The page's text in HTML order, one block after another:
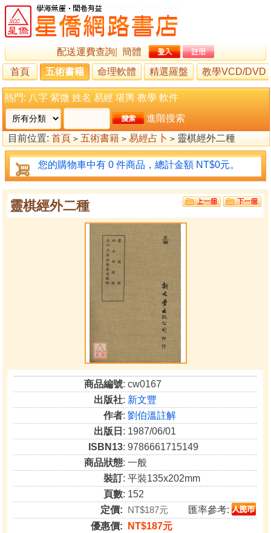
配送運費查詢
簡體
首頁
五術書籍 命理軟體 精選羅盤 教學VCD/DVD
熱門: 八字 紫微 姓名 易經 堪輿 教學 軟件
進階搜索
目前位置: 首頁 > 五術書籍 > 易經占卜 > 靈棋經外二種
您的購物車中有 0 件商品，總計金額 NT$0元。
靈棋經外二種
商品編號: cw0167
出版社: 新文豐
作者:劉伯溫註解
出版日 : 1987/06/01
ISBN13: 9786661715149
商品狀態: 一般
裝訂: 平裝135x202mm
頁數: 152
定價: NT$187元
匯率參考:
優惠價:
NT$187元